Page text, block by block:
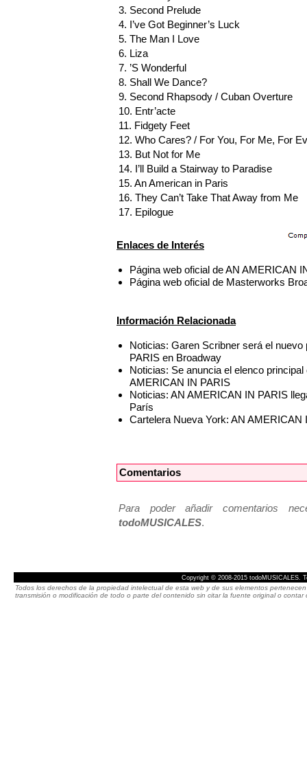
3. Second Prelude
4. I’ve Got Beginner’s Luck
5. The Man I Love
6. Liza
7. ’S Wonderful
8. Shall We Dance?
9. Second Rhapsody / Cuban Overture
10. Entr’acte
11. Fidgety Feet
12. Who Cares? / For You, For Me, For
13. But Not for Me
14. I’ll Build a Stairway to Paradise
15. An American in Paris
16. They Can’t Take That Away from Me
17. Epilogue
Enlaces de Interés
Página web oficial de AN AMERICAN
Página web oficial de Masterworks
Información Relacionada
Noticias: Garen Scribner será el
PARIS en Broadway
Noticias: Se anuncia el elenco
AMERICAN IN PARIS
Noticias: AN AMERICAN IN PARIS
París
Cartelera Nueva York: AN AMERICAN
Comentarios
Para poder añadir comentarios
todoMUSICALES.
Copyright © 2008-2015 todoMUSICALES.
Todos los derechos de la propiedad intelectual de esta web y de sus elementos
transmisión o modificación de todo o parte del contenido sin citar la fuente original o